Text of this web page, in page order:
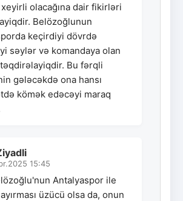
olacağına dair fikirləri
Belözoğlunun
keçirdiyi dövrdə
səylər və komandaya olan
təqdirəlayiqdir. Bu fərqli
gələcəkdə ona hansı
kömək edəcəyi maraq
15:45
Antalyaspor ile
ayırması üzücü olsa da, onun